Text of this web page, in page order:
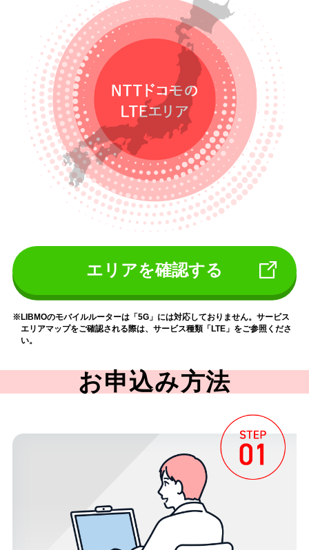
エリアを確認する
LIBMOのモバイルルーターは「5G」には対応しておりません。サービス
エリアマップをご確認される際は、サービス種類「LTE」をご参照くださ
い。
お申込み方法